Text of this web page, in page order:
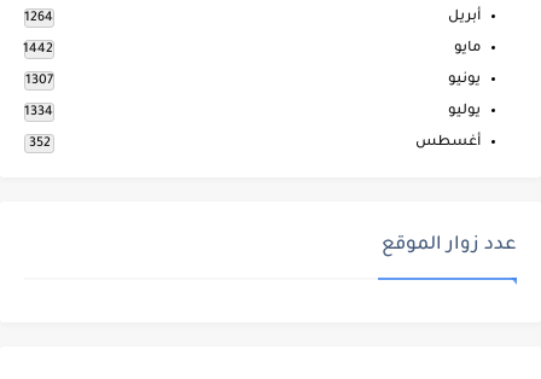
أبريل 1264
مايو 1442
يونيو 1307
يوليو 1334
أغسطس 352
عدد زوار الموقع